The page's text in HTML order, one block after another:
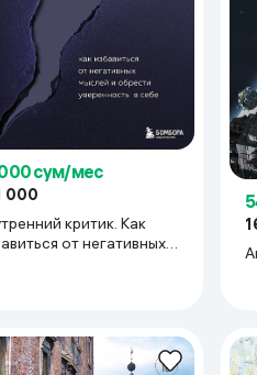
сум/мес
000
критик. Как
от негативных